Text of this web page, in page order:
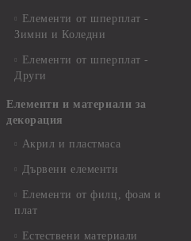
Елементи от шперплат -
Зимни и Коледни
Елементи от шперплат -
Други
Елементи и материали за
декорация
Акрил и пластмаса
Дървени елементи
Елементи от филц, фоам и
плат
Естествени материали